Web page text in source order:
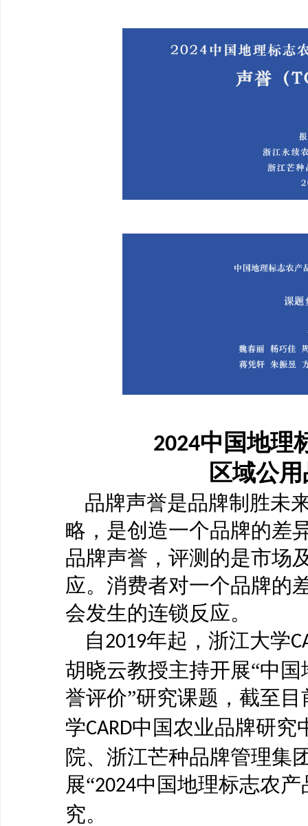
2024中国地理
区域公
品牌声誉是品牌制胜未
略，是创造一个品牌的差
品牌声誉，评测的是市场
应。消费者对一个品牌的
会发生的连锁反应。
自2019年起，浙江大学
胡晓云教授主持开展“中
誉评价”研究课题，截至目
学CARD中国农业品牌研究
院、浙江芒种品牌管理集
展“2024中国地理标志农
究。